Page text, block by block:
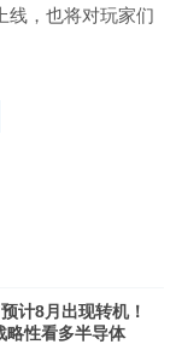
线，也将对玩家们
计8月出现转机！
略性看多半导体